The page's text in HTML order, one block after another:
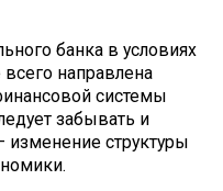
банка в условиях
направлена
системы
забывать и
структуры